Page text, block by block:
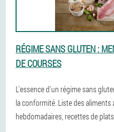
RÉGIME SANS GLUTEN :
DE COURSES
L'essence d'un régime sans
la conformité. Liste des
hebdomadaires, recettes de